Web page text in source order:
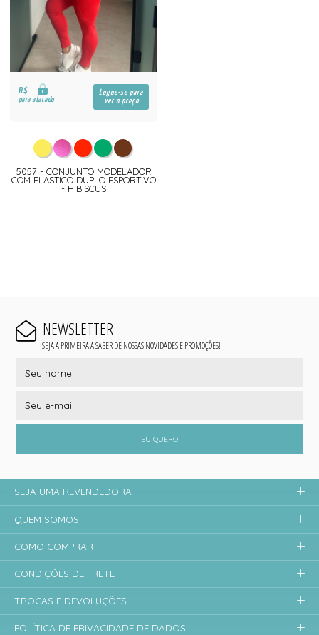
R$
para atacado
Logue-se para
ver o preço
5057 - CONJUNTO MODELADOR
COM ELASTICO DUPLO ESPORTIVO
- HIBISCUS
NEWSLETTER
SEJA A PRIMEIRA A SABER DE NOSSAS NOVIDADES E PROMOÇÕES!
EU QUERO
SEJA UMA REVENDEDORA
QUEM SOMOS
COMO COMPRAR
CONDIÇÕES DE FRETE
TROCAS E DEVOLUÇÕES
POLÍTICA DE PRIVACIDADE DE DADOS